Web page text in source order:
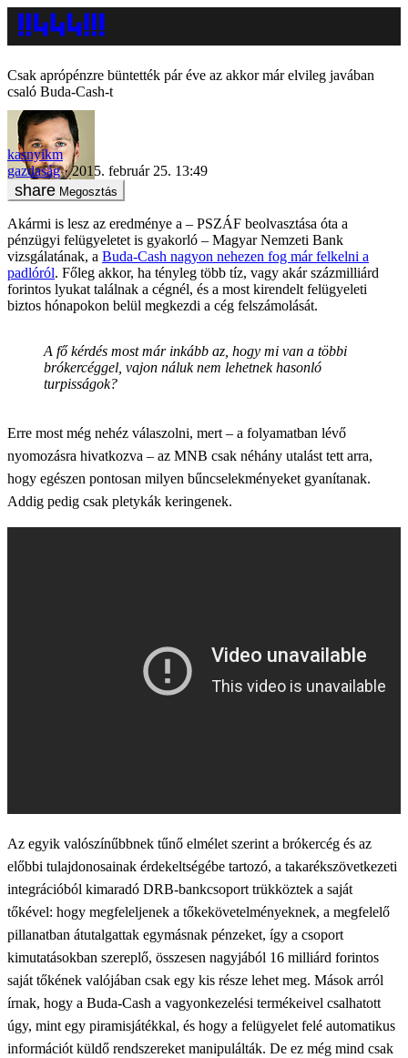
Csak aprópénzre büntették pár éve az akkor már elvileg javában
csaló Buda-Cash-t
kasnyikm
gazdaság
2015. február 25. 13:49
Megosztás
Akármi is lesz az eredménye a – PSZÁF beolvasztása óta a
pénzügyi felügyeletet is gyakorló – Magyar Nemzeti Bank
vizsgálatának, a Buda-Cash nagyon nehezen fog már felkelni a
padlóról. Főleg akkor, ha tényleg több tíz, vagy akár százmilliárd
forintos lyukat találnak a cégnél, és a most kirendelt felügyeleti
biztos hónapokon belül megkezdi a cég felszámolását.
A fő kérdés most már inkább az, hogy mi van a többi
brókercéggel, vajon náluk nem lehetnek hasonló
turpisságok?
Erre most még nehéz válaszolni, mert – a folyamatban lévő
nyomozásra hivatkozva – az MNB csak néhány utalást tett arra,
hogy egészen pontosan milyen bűncselekményeket gyanítanak.
Addig pedig csak pletykák keringenek.
Az egyik valószínűbbnek tűnő elmélet szerint a brókercég és az
előbbi tulajdonosainak érdekeltségébe tartozó, a takarékszövetkezeti
integrációból kimaradó DRB-bankcsoport trükköztek a saját
tőkével: hogy megfeleljenek a tőkekövetelményeknek, a megfelelő
pillanatban átutalgattak egymásnak pénzeket, így a csoport
kimutatásokban szereplő, összesen nagyjából 16 milliárd forintos
saját tőkének valójában csak egy kis része lehet meg. Mások arról
írnak, hogy a Buda-Cash a vagyonkezelési termékeivel csalhatott
úgy, mint egy piramisjátékkal, és hogy a felügyelet felé automatikus
információt küldő rendszereket manipulálták. De ez még mind csak